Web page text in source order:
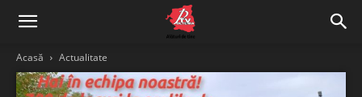
Acasă Actualitate